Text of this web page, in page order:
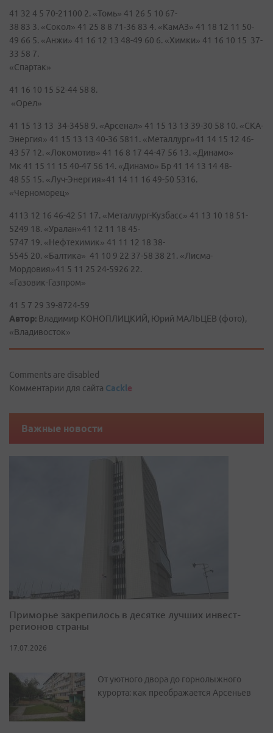
41 32 4 5 70-21100 2. «Томь» 41 26 5 10 67-
38 83 3. «Сокол» 41 25 8 8 71-36 83 4. «КамАЗ» 41 18 12 11 50-
49 66 5. «Анжи» 41 16 12 13 48-49 60 6. «Химки» 41 16 10 15 37-
33 58 7.
«Спартак»
41 16 10 15 52-44 58 8.
«Орел»
41 15 13 13 34-3458 9. «Арсенал» 41 15 13 13 39-30 58 10. «СКА-
Энергия» 41 15 13 13 40-36 5811. «Металлург»41 14 15 12 46-
43 57 12. «Локомотив» 41 16 8 17 44-47 56 13. «Динамо»
Мк 41 15 11 15 40-47 56 14. «Динамо» Бр 41 14 13 14 48-
48 55 15. «Луч-Энергия»41 14 11 16 49-50 5316.
«Черноморец»
4113 12 16 46-42 51 17. «Металлург-Кузбасс» 41 13 10 18 51-
5249 18. «Уралан»41 12 11 18 45-
5747 19. «Нефтехимик» 41 11 12 18 38-
5545 20. «Балтика» 41 10 9 22 37-58 38 21. «Лисма-
Мордовия»41 5 11 25 24-5926 22.
«Газовик-Газпром»
41 5 7 29 39-8724-59
Автор: Владимир КОНОПЛИЦКИЙ, Юрий МАЛЬЦЕВ (фото),
«Владивосток»
Comments are disabled
Комментарии для сайта Cackle
Важные новости
Приморье закрепилось в десятке лучших инвест-
регионов страны
17.07.2026
От уютного двора до горнолыжного
курорта: как преображается Арсеньев